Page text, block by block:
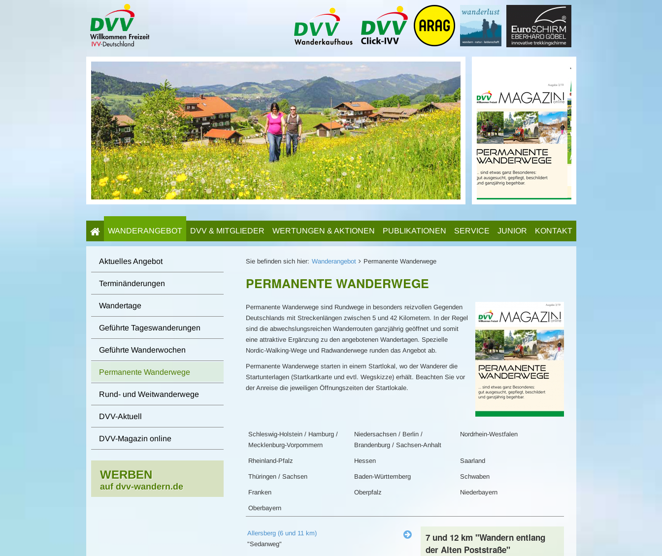
WANDERANGEBOT DVV & MITGLIEDER WERTUNGEN & AKTIONEN PUBLIKATIONEN SERVICE JUNIOR KONTAKT
Sie befinden sich hier: Wanderangebot Permanente Wanderwege
PERMANENTE WANDERWEGE
Permanente Wanderwege sind Rundwege in besonders reizvollen Gegenden
Deutschlands mit Streckenlängen zwischen 5 und 42 Kilometern. In der Regel
sind die abwechslungsreichen Wanderrouten ganzjährig geöffnet und somit
eine attraktive Ergänzung zu den angebotenen Wandertagen. Spezielle
Nordic-Walking-Wege und Radwanderwege runden das Angebot ab.
Permanente Wanderwege starten in einem Startlokal, wo der Wanderer die
Startunterlagen (Startkartkarte und evtl. Wegskizze) erhält. Beachten Sie vor
der Anreise die jeweiligen Öffnungszeiten der Startlokale.
Schleswig-Holstein / Hamburg /
Mecklenburg-Vorpommern
Niedersachsen / Berlin /
Brandenburg / Sachsen-Anhalt
Nordrhein-Westfalen
Rheinland-Pfalz Hessen Saarland
Thüringen / Sachsen Baden-Württemberg Schwaben
Franken Oberpfalz Niederbayern
Oberbayern
Allersberg (6 und 11 km)
"Sedanweg"
7 und 12 km "Wandern entlang
der Alten Poststraße"
Aktuelles Angebot
Terminänderungen
Wandertage
Geführte Tageswanderungen
Geführte Wanderwochen
Permanente Wanderwege
Rund- und Weitwanderwege
DVV-Aktuell
DVV-Magazin online
WERBEN
auf dvv-wandern.de